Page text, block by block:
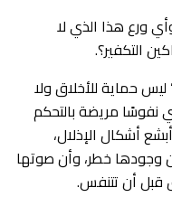
ورع هذا الذي لا
التكفير؟.
حماية للأخلاق ولا
نفوسًا مريضة بالتحكم
أشكال الإذلال،
وجودها خطر، وأن صوتها
قبل أن تتنفس.